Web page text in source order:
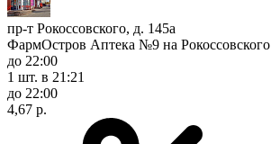
пр-т Рокоссовского, д. 145а
ФармОстров Аптека №9 на Рокоссовского
до 22:00
1 шт. в 21:21
до 22:00
4,67 р.